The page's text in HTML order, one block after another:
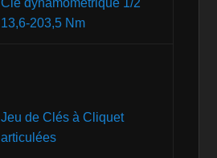
13,6-203,5 Nm
Jeu de Clés à Cliquet
articulées